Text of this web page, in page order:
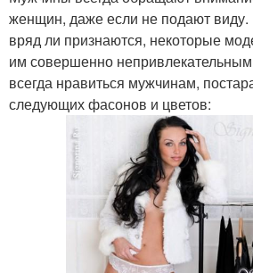
женщин, даже если не подают виду.
вряд ли признаются, некоторые
им совершенно
всегда нравиться мужчинам,
следующих фасонов и цветов: